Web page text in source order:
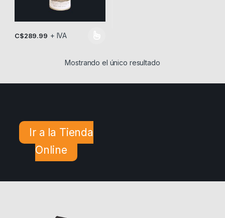
C$289.99 + IVA
Este producto tiene múltiples variantes. Las opciones se
Mostrando el único resultado
Ir a la Tienda
Online